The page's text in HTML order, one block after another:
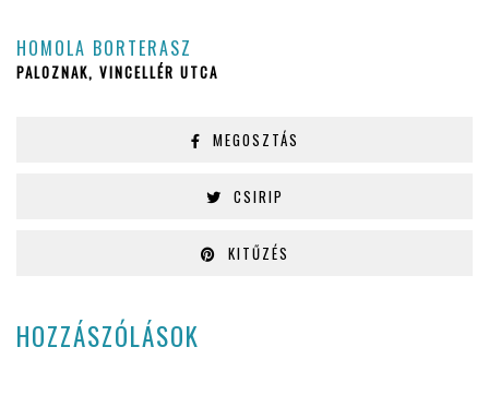
HOMOLA BORTERASZ
PALOZNAK, VINCELLÉR UTCA
MEGOSZTÁS
CSIRIP
KITŰZÉS
HOZZÁSZÓLÁSOK